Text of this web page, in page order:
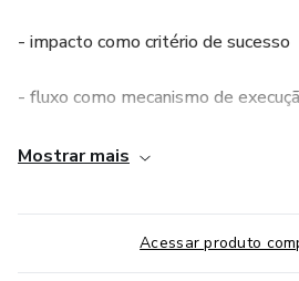
- impacto como critério de sucesso
- fluxo como mecanismo de
- liderança como fator determinante
É sobre aprender técnicas e
o modelo mental de como projetos
Mostrar mais
Acessar produto